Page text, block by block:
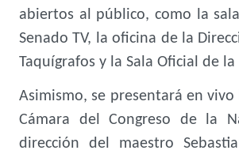
abiertos al público, como la
Senado TV, la oficina de la
Taquígrafos y la Sala Oficial de
Asimismo, se presentará en
Cámara del Congreso de la
dirección del maestro